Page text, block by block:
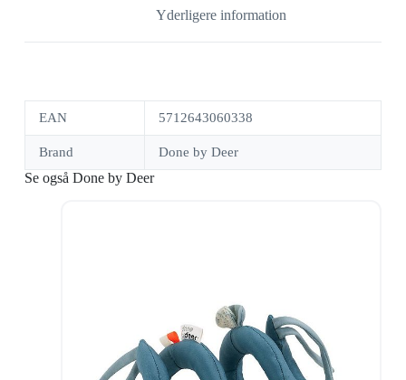
Yderligere information
EAN 5712643060338
Brand Done by Deer
Se også Done by Deer